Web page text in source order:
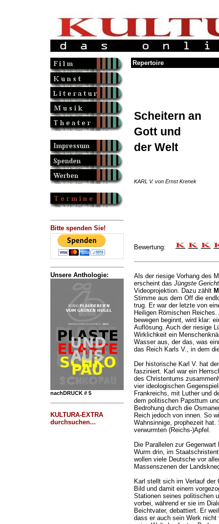
Bitte spenden Sie!
Unsere Anthologie:
nachDRUCK # 5
KULTURA-EXTRA
durchsuchen...
Repertoire
Scheitern an
Gott und
der Welt
KARL V. von Ernst Krenek
Bewertung:
Als der riesige Vorhang des
erscheint das Jüngste Gericht
Videoprojektion. Dazu zählt
Stimme aus dem Off die
trug. Er war der letzte von
Heiligen Römischen
bewegen beginnt, wird klar:
Auflösung. Auch der riesige
Wirklichkeit ein
Wasser aus, der das, was
das Reich Karls V., in dem
Der historische Karl V. hat
fasziniert. Karl war ein
des Christentums
vier ideologischen
Frankreichs, mit Luther und
dem politischen Papsttum
Bedrohung durch die
Reich jedoch von innen. So
Wahnsinnige, prophezeit hat.
verwurmten (Reichs-)Apfel.
Die Parallelen zur
Wurm drin, im
wollen viele Deutsche vor
Massenszenen der
Karl stellt sich im Verlauf der
Bild und damit einem
Stationen seines politischen
vorbei, während er sie im
Beichtvater, debattiert. Er
dass er auch sein Werk